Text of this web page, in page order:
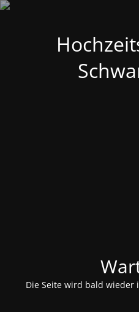
Die Seite wird bald wieder